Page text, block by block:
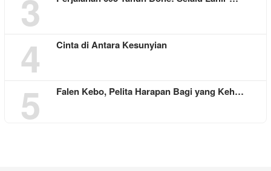
3
4 Cinta di Antara Kesunyian
5 Falen Kebo, Pelita Harapan Bagi yang Keh…